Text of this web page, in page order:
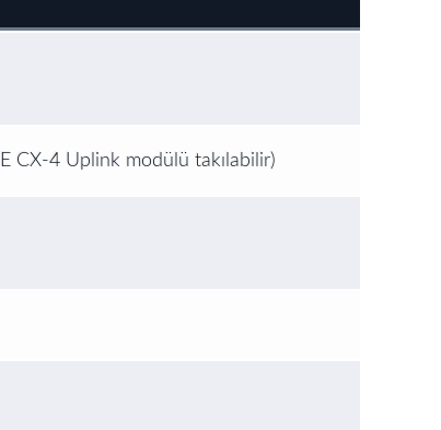
CX-4 Uplink modülü takılabilir)